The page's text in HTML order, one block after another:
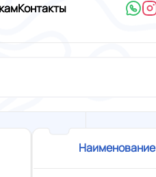
Контакты
Наименование